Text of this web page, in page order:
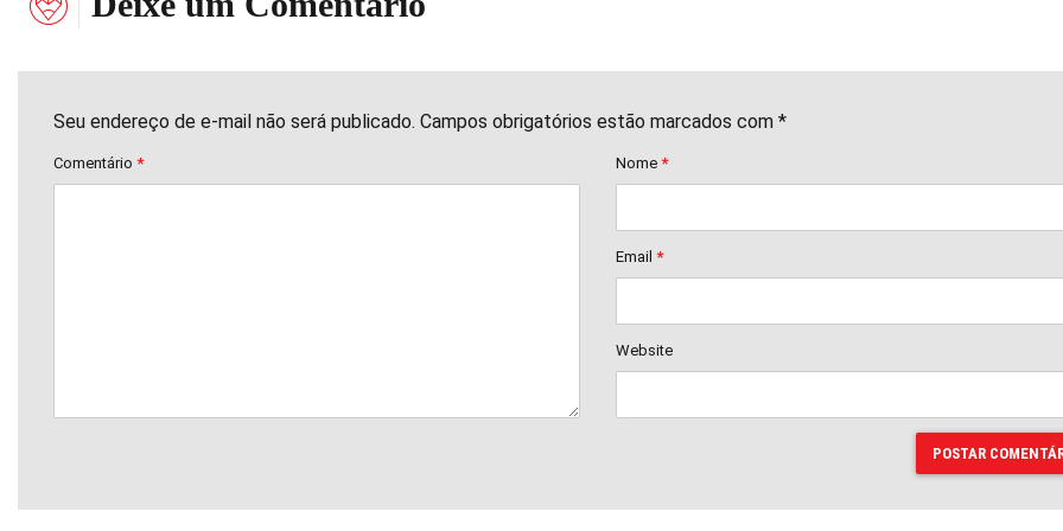
Seu endereço de e-mail não será publicado. Campos obrigatórios estão marcados com *
Comentário * Nome *
Email *
Website
POSTAR